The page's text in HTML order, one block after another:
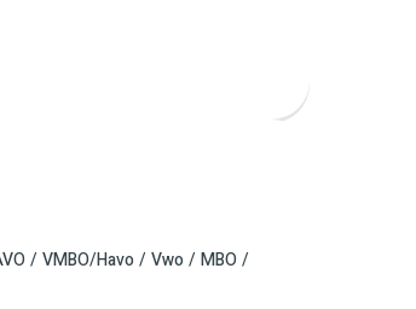
VMBO/Havo Vwo
MBO